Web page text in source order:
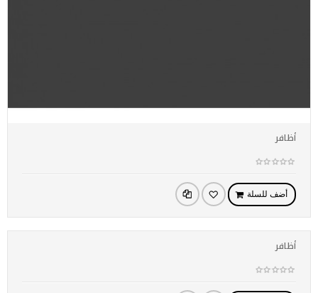
أظافر
أضف للسلة
أظافر